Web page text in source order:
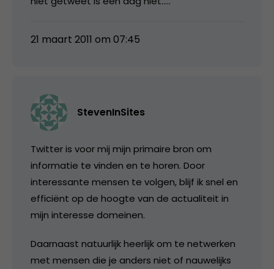
21 maart 2011 om 07:45
StevenInSites
Twitter is voor mij mijn primaire bron om
informatie te vinden en te horen. Door
interessante mensen te volgen, blijf ik snel en
efficiënt op de hoogte van de actualiteit in
mijn interesse domeinen.
Daarnaast natuurlijk heerlijk om te netwerken
met mensen die je anders niet of nauwelijks